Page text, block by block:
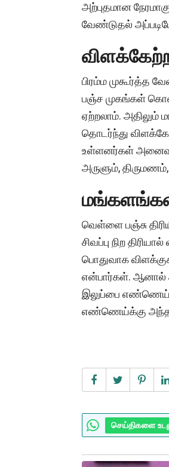
அற்புதமான
வேண்டுதல்
பிரம்ம முகூர்த்த
பஞ்ச முகங்கள்
ஏற்றலாம்.
தொடர்ந்து
உள்ளனர்கள்
அருளும்,
மங்களங்கள்
வெள்ளை பஞ்சு
சிவப்பு நிற
பொதுவாக
என்பார்கள். ஆனால்
இலுப்பை எண்ணெய்
எண்ணெய்க்கு அந்த
செய்திகளை